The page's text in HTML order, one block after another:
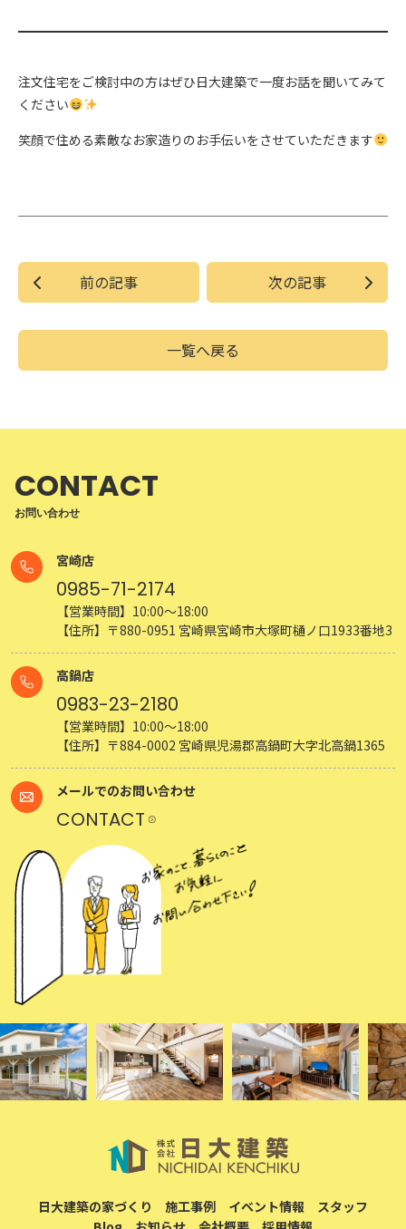
注文住宅をご検討中の方はぜひ日大建築で一度お話を聞いてみて
ください
笑顔で住める素敵なお家造りのお手伝いをさせていただきます
前の記事
一覧へ戻る
次の記事
CONTACT
お問い合わせ
宮崎店
0985-71-2174
【営業時間】10:00～18:00
【住所】〒880-0951 宮崎県宮崎市大塚町樋ノ口1933番地3
高鍋店
0983-23-2180
【営業時間】10:00～18:00
【住所】〒884-0002 宮崎県児湯郡高鍋町大字北高鍋1365
メールでのお問い合わせ
CONTACT
日大建築の家づくり 施工事例 イベント情報
スタッフ